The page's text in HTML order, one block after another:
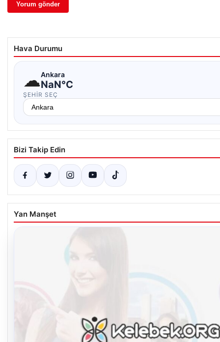
Hava Durumu
☁Ankara
NaN°C
ŞEHIR SEÇ
Bizi Takip Edin
Yan Manşet